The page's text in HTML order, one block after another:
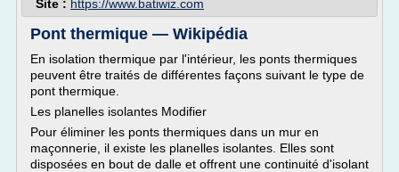
Site : https://www.batiwiz.com
Pont thermique — Wikipédia
En isolation thermique par l'intérieur, les ponts thermiques
peuvent être traités de différentes façons suivant le type de
pont thermique.
Les planelles isolantes Modifier
Pour éliminer les ponts thermiques dans un mur en
maçonnerie, il existe les planelles isolantes. Elles sont
disposées en bout de dalle et offrent une continuité d'isolant